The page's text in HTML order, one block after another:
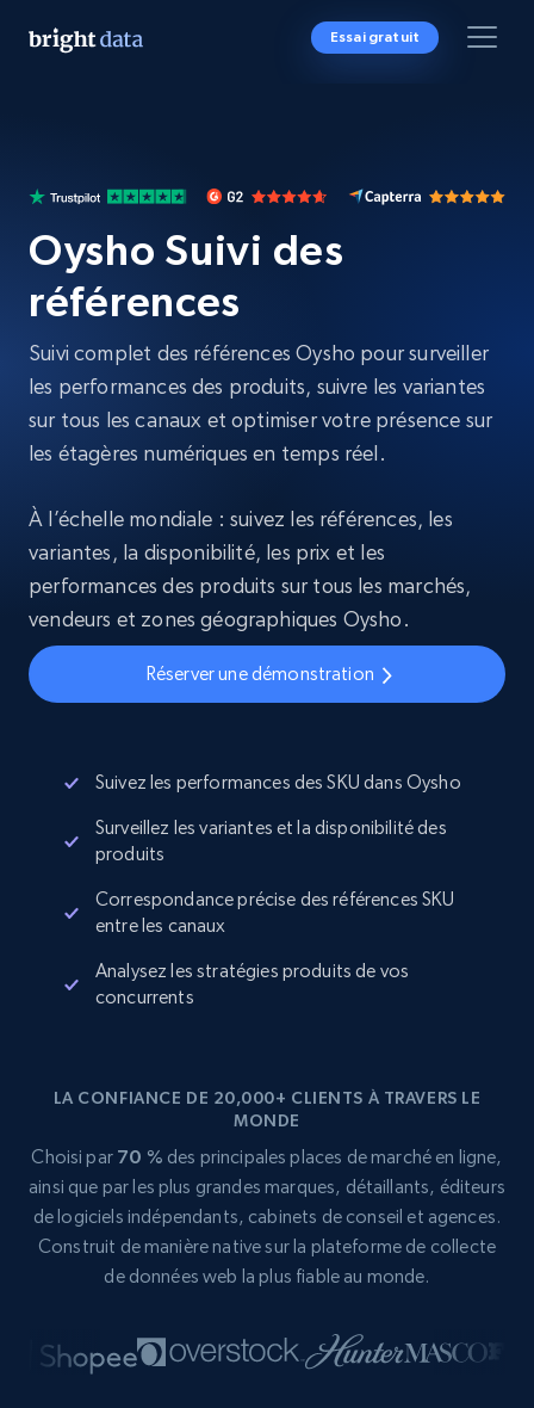
Essai gratuit
Oysho Suivi des
références
Suivi complet des références Oysho pour surveiller
les performances des produits, suivre les variantes
sur tous les canaux et optimiser votre présence sur
les étagères numériques en temps réel.
À l’échelle mondiale : suivez les références, les
variantes, la disponibilité, les prix et les
performances des produits sur tous les marchés,
vendeurs et zones géographiques Oysho.
Réserver une démonstration
Suivez les performances des SKU dans Oysho
Surveillez les variantes et la disponibilité des
produits
Correspondance précise des références SKU
entre les canaux
Analysez les stratégies produits de vos
concurrents
LA CONFIANCE DE 20,000+ CLIENTS À TRAVERS LE
MONDE
Choisi par 70 % des principales places de marché en ligne,
ainsi que par les plus grandes marques, détaillants, éditeurs
de logiciels indépendants, cabinets de conseil et agences.
Construit de manière native sur la plateforme de collecte
de données web la plus fiable au monde.